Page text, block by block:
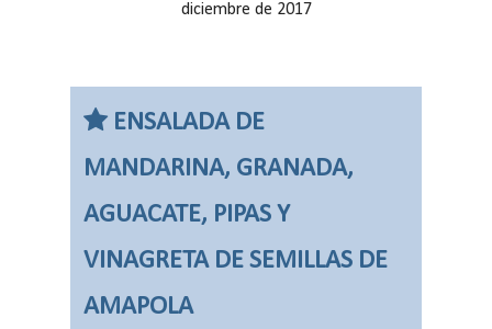
diciembre de 2017
ENSALADA DE
MANDARINA, GRANADA,
AGUACATE, PIPAS Y
VINAGRETA DE SEMILLAS DE
AMAPOLA